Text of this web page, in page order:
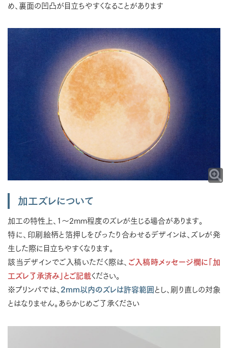
め、裏面の凹凸が目立ちやすくなることがあります
加工ズレについて
加工の特性上、1～2mm程度のズレが生じる場合があります。
特に、印刷絵柄と箔押しをぴったり合わせるデザインは、ズレが発
生した際に目立ちやすくなります。
該当デザインでご入稿いただく際は、 ご入稿時メッセージ欄に「加
工ズレ了承済み」とご記載ください。
※プリンパでは、 2mm以内のズレは許容範囲 とし、刷り直しの対象
とはなりません。あらかじめご了承ください